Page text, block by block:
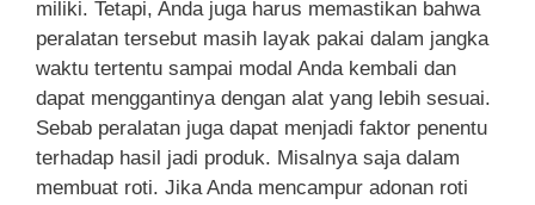
miliki. Tetapi, Anda juga harus memastikan bahwa
peralatan tersebut masih layak pakai dalam jangka
waktu tertentu sampai modal Anda kembali dan
dapat menggantinya dengan alat yang lebih sesuai.
Sebab peralatan juga dapat menjadi faktor penentu
terhadap hasil jadi produk. Misalnya saja dalam
membuat roti. Jika Anda mencampur adonan roti